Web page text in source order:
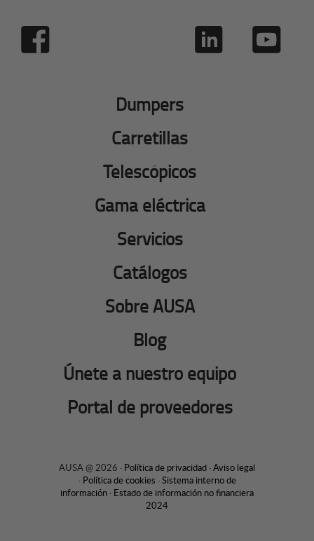
Dumpers
Carretillas
Telescópicos
Gama eléctrica
Servicios
Catálogos
Sobre AUSA
Blog
Únete a nuestro equipo
Portal de proveedores
AUSA @ 2026 · Política de privacidad ·Aviso legal
· Política de cookies ·Sistema interno de
información · Estado de información no financiera
2024